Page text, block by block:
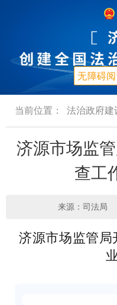
无障碍
当前位置： 法治政府建
济源市场监
查工
来源：司法局
济源市场监管